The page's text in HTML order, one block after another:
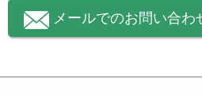
メールでのお問い合わ